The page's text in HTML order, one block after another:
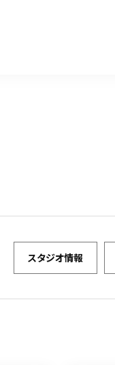
スタジオ情報